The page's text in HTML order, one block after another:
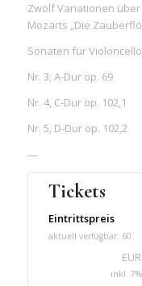
Zwölf Variationen über
Mozarts „Die
Sonaten für
Nr. 3; A-Dur op. 69
Nr. 4, C-Dur op. 102,1
Nr. 5, D-Dur op. 102,2
—
Tickets
Eintrittspreis
aktuell verfügbar: 60
EUR
inkl.